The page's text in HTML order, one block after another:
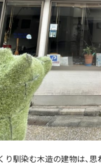
り馴染む木造の建物は、